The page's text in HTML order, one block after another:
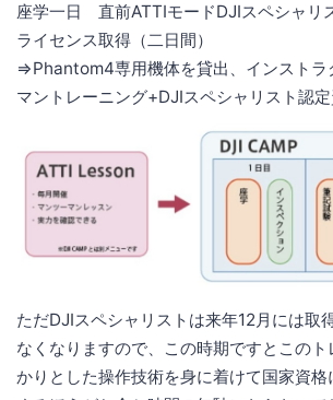
座学一日 直前ATTIモードDJIスペシャリ
ライセンス取得（二日間）
⇒Phantom4専用機体を貸出、インストラ
マントレーニング+DJIスペシャリスト認
ただDJIスペシャリストは来年12月には取
なくなりますので、この時期ですとこのト
かりとした操作技術を身に着けて国家資